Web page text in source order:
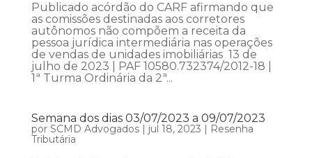
Publicado acórdão do CARF afirmando que
as comissões destinadas aos corretores
autônomos não compõem a receita da
pessoa jurídica intermediária nas operações
de vendas de unidades imobiliárias 13 de
julho de 2023 | PAF 10580.732374/2012-18 |
1ª Turma Ordinária da 2ª...
Semana dos dias 03/07/2023 a 09/07/2023
por SCMD Advogados| jul 18, 2023 | Resenha
Tributária